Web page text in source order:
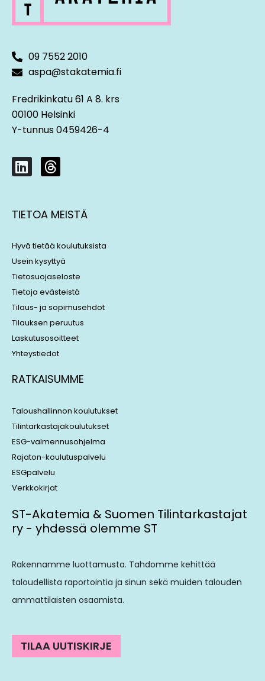
09 7552 2010
aspa@stakatemia.fi
Fredrikinkatu 61 A 8. krs
00100 Helsinki
Y-tunnus 0459426-4
L
i
k
e
i
n
T
h
e
a
s
TIETOA MEISTÄ
Hyvä tietää koulutuksista
Usein kysyttyä
Tietosuojaseloste
Tietoja evästeistä
Tilaus- ja sopimusehdot
Tilauksen peruutus
Laskutusosoitteet
Yhteystiedot
RATKAISUMME
Taloushallinnon koulutukset
Tilintarkastajakoulutukset
ESG-valmennusohjelma
Rajaton-koulutuspalvelu
ESGpalvelu
Verkkokirjat
ST-Akatemia & Suomen Tilintarkastajat
ry - yhdessä olemme ST
Rakennamme luottamusta. Tahdomme kehittää
taloudellista raportointia ja sinun sekä muiden talouden
ammattilaisten osaamista.
TILAA UUTISKIRJE